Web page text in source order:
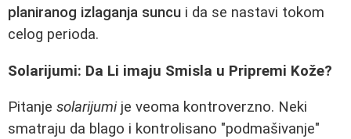
planiranog izlaganja suncu i da se nastavi tokom
celog perioda.
Solarijumi: Da Li imaju Smisla u Pripremi Kože?
Pitanje solarijumije veoma kontroverzno. Neki
smatraju da blago i kontrolisano "podmašivanje"